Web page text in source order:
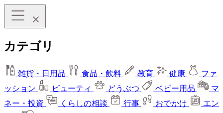
カテゴリ
雑貨・日用品 食品・飲料 教育 健康
ファ
ッション
ビューティ どうぶつ ベビー用品
マ
ネー・投資
くらしの相談 行事 おでかけ
エン